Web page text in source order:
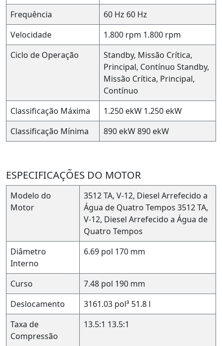
Frequência
60 Hz 60 Hz
Velocidade
1.800 rpm 1.800 rpm
Ciclo de Operação
Standby, Missão Crítica,
Principal, Contínuo Standby,
Missão Crítica, Principal,
Contínuo
Classificação Máxima
1.250 ekW 1.250 ekW
Classificação Mínima
890 ekW890 ekW
ESPECIFICAÇÕES DO MOTOR
Modelo do
Motor
3512 TA, V-12, Diesel Arrefecido a
Água de Quatro Tempos 3512 TA,
V-12, Diesel Arrefecido a Água de
Quatro Tempos
Diâmetro
Interno
6.69 pol 170 mm
Curso 7.48 pol 190 mm
Deslocamento
3161.03 pol³ 51.8 l
Taxa de
Compressão
13.5:1 13.5:1